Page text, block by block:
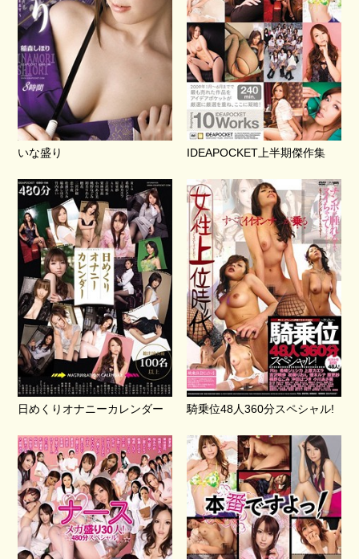
いな盛り IDEAPOCKET上半期傑作集
日めくりオナニーカレンダー 騎乗位48人360分スペシャル!